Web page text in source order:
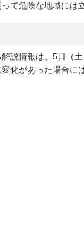
て危険な地域には
説情報は、5日（土
化があった場合に